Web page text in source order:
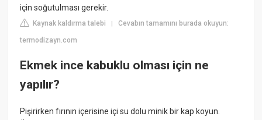
için soğutulması gerekir.
Kaynak kaldırma talebi |Cevabın tamamını burada okuyun:
termodizayn.com
Ekmek ince kabuklu olması için ne
yapılır?
Pişirirken fırının içerisine içi su dolu minik bir kap koyun.